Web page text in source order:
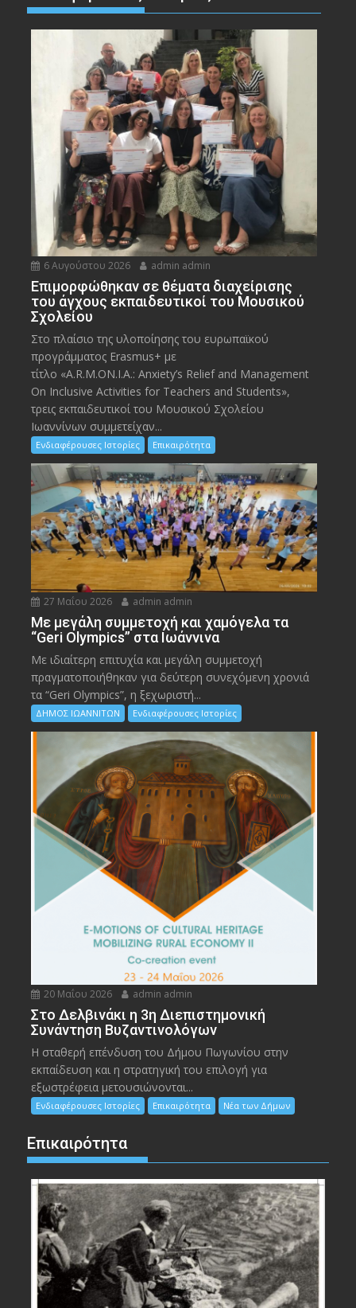
6 Αυγούστου 2026 admin admin
Eπιμορφώθηκαν σε θέματα διαχείρισης
του άγχους εκπαιδευτικοί του Μουσικού
Σχολείου
Στο πλαίσιο της υλοποίησης του ευρωπαϊκού
προγράμματος Erasmus+ με
τίτλο «A.R.M.ON.I.A.: Anxiety’s Relief and Management
On Inclusive Activities for Teachers and Students»,
τρεις εκπαιδευτικοί του Μουσικού Σχολείου
Ιωαννίνων συμμετείχαν...
Ενδιαφέρουσες Ιστορίες Επικαιρότητα
27 Μαΐου 2026 admin admin
Με μεγάλη συμμετοχή και χαμόγελα τα
“Geri Olympics” στα Ιωάννινα
Με ιδιαίτερη επιτυχία και μεγάλη συμμετοχή
πραγματοποιήθηκαν για δεύτερη συνεχόμενη χρονιά
τα “Geri Olympics”, η ξεχωριστή...
ΔΗΜΟΣ ΙΩΑΝΝΙΤΩΝ Ενδιαφέρουσες Ιστορίες
20 Μαΐου 2026 admin admin
Στο Δελβινάκι η 3η Διεπιστημονική
Συνάντηση Βυζαντινολόγων
Η σταθερή επένδυση του Δήμου Πωγωνίου στην
εκπαίδευση και η στρατηγική του επιλογή για
εξωστρέφεια μετουσιώνονται...
Ενδιαφέρουσες Ιστορίες Επικαιρότητα Νέα των Δήμων
Επικαιρότητα